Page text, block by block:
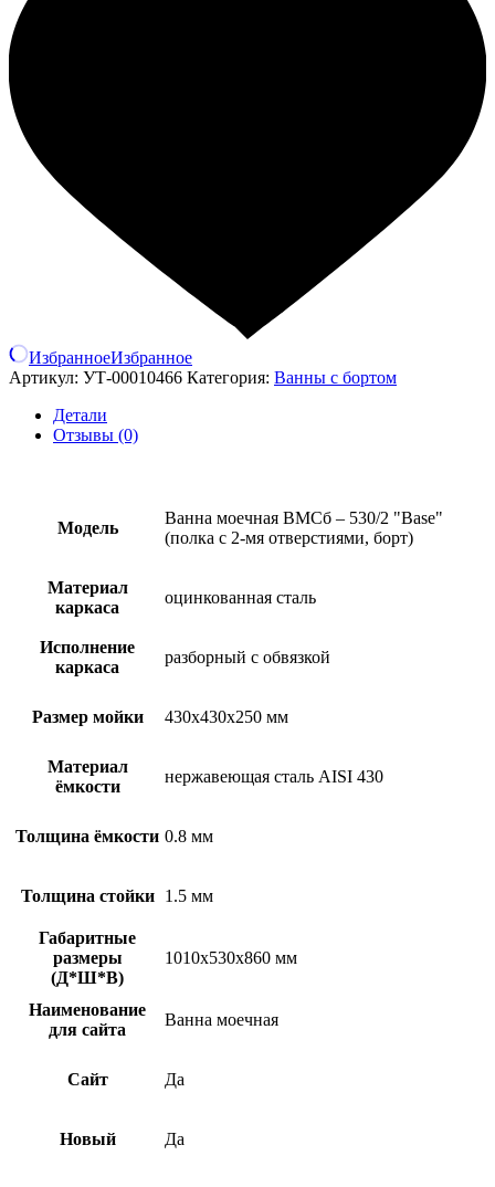
ИзбранноеИзбранное
Артикул: УТ-00010466 Категория: Ванны с бортом
Детали
Отзывы (0)
Модель
Ванна моечная ВМСб – 530/2 "Base"
(полка с 2-мя отверстиями, борт)
Материал
каркаса
оцинкованная сталь
Исполнение
каркаса
разборный с обвязкой
Размер мойки 430х430х250 мм
Материал
ёмкости
нержавеющая сталь AISI 430
Толщина ёмкости 0.8 мм
Толщина стойки 1.5 мм
Габаритные
размеры
(Д*Ш*В)
1010х530х860 мм
Наименование
для сайта
Ванна моечная
Сайт Да
Новый Да